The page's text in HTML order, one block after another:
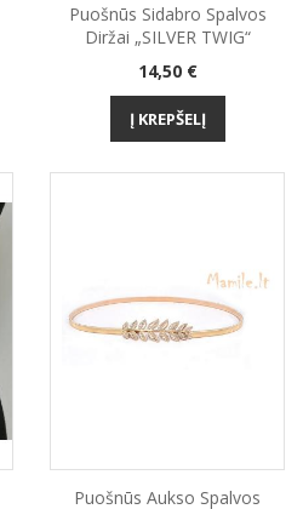
Puošnūs Sidabro Spalvos
Diržai „SILVER TWIG“
Kaina
14,50 €
Į KREPŠELĮ
Puošnūs Aukso Spalvos